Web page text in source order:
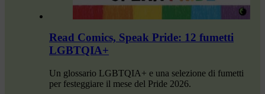
Read Comics, Speak Pride: 12 fumetti
LGBTQIA+
Un glossario LGBTQIA+ e una selezione di fumetti
per festeggiare il mese del Pride 2026.